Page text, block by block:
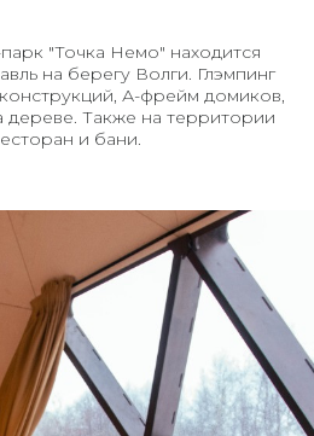
"Точка Немо" находится
на берегу Волги. Глэмпинг
А-фрейм домиков,
Также на территории
и бани.